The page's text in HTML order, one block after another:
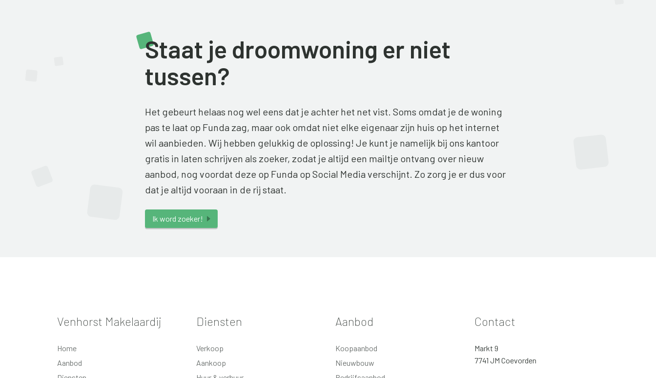
Staat je droomwoning er niet
tussen?
Het gebeurt helaas nog wel eens dat je achter het net vist. Soms omdat je de woning
pas te laat op Funda zag, maar ook omdat niet elke eigenaar zijn huis op het internet
wil aanbieden. Wij hebben gelukkig de oplossing! Je kunt je namelijk bij ons kantoor
gratis in laten schrijven als zoeker, zodat je altijd een mailtje ontvang over nieuw
aanbod, nog voordat deze op Funda op Social Media verschijnt. Zo zorg je er dus voor
dat je altijd vooraan in de rij staat.
Ik word zoeker!
Venhorst Makelaardij
Home
Aanbod
Diensten
Verkoop
Aankoop
Aanbod
Koopaanbod
Nieuwbouw
Contact
Markt 9
7741 JM Coevorden